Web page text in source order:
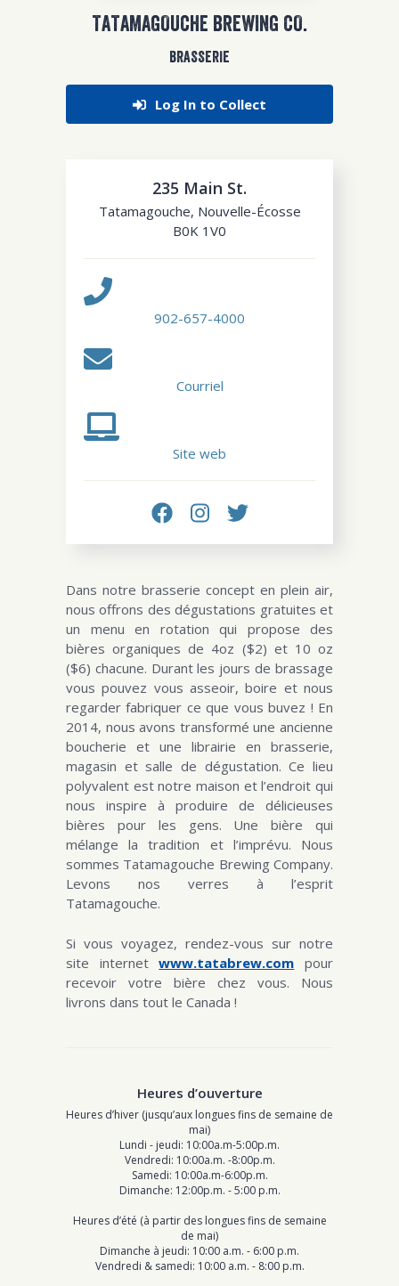
TATAMAGOUCHE BREWING CO.
BRASSERIE
Log In to Collect
235 Main St.
Tatamagouche, Nouvelle-Écosse
B0K 1V0
902-657-4000
Courriel
Site web
Dans notre brasserie concept en plein air,
nous offrons des dégustations gratuites et
un menu en rotation qui propose des
bières organiques de 4oz ($2) et 10 oz
($6) chacune. Durant les jours de brassage
vous pouvez vous asseoir, boire et nous
regarder fabriquer ce que vous buvez ! En
2014, nous avons transformé une ancienne
boucherie et une librairie en brasserie,
magasin et salle de dégustation. Ce lieu
polyvalent est notre maison et l’endroit qui
nous inspire à produire de délicieuses
bières pour les gens. Une bière qui
mélange la tradition et l’imprévu. Nous
sommes Tatamagouche Brewing Company.
Levons nos verres à l’esprit
Tatamagouche.
Si vous voyagez, rendez-vous sur notre
site internetwww.tatabrew.com pour
recevoir votre bière chez vous. Nous
livrons dans tout le Canada !
Heures d’ouverture
Heures d’hiver (jusqu’aux longues fins de semaine de
mai)
Lundi - jeudi: 10:00a.m-5:00p.m.
Vendredi: 10:00a.m. -8:00p.m.
Samedi: 10:00a.m-6:00p.m.
Dimanche: 12:00p.m. - 5:00 p.m.
Heures d’été (à partir des longues fins de semaine
de mai)
Dimanche à jeudi: 10:00 a.m. - 6:00 p.m.
Vendredi & samedi: 10:00 a.m. - 8:00 p.m.